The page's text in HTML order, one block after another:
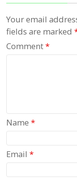
Your email
fields are marked
Comment*
Name*
Email*